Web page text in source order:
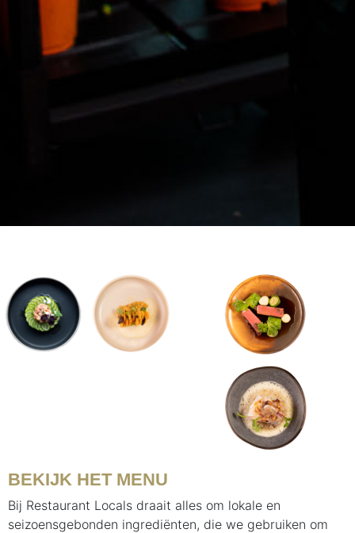
BEKIJK HET MENU
Bij Restaurant Locals draait alles om lokale en
seizoensgebonden ingrediënten, die we gebruiken om